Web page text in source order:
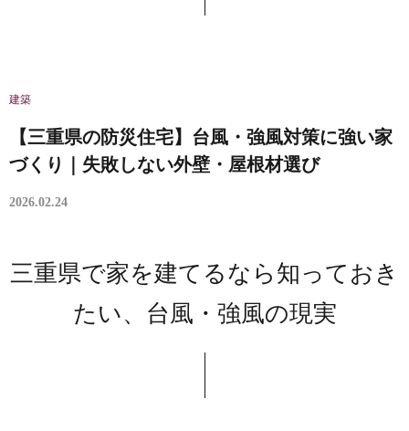
建築
【三重県の防災住宅】台風・強風対策に強い家
づくり｜失敗しない外壁・屋根材選び
2026.02.24
三重県で家を建てるなら知っておき
たい、台風・強風の現実